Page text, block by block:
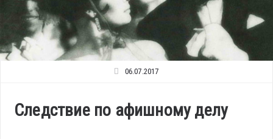
06.07.2017
Следствие по афишному делу